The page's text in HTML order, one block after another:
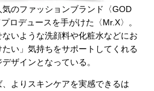
のファッションブランド〈GOD
ロデュースを手がけた〈Mr.X〉。
いような洗顔料や化粧水などにお
い」気持ちをサポートしてくれる
ザインとなっている。
よりスキンケアを実感できるは